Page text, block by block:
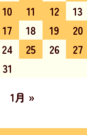
10 11 12 13
17 18 19 20
24 25 26 27
31
1月 »